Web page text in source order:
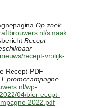
Op zoek
smaak
Recept
—
recept-vrolijk-
Recept-PDF
promocampagne
wp-
04/bierrecept-
2022.pdf